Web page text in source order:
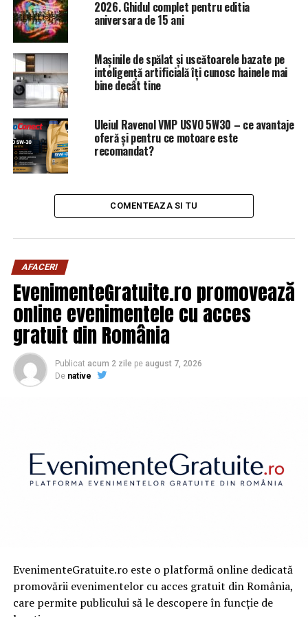
de încredere. Sfatul zilei: Graba strică treaba! |
Capitala24
NU RATATI
Acuzații grave la adresa Laurei Codruța Kovesi! O
cunoscută judecătoare șterge pe jos cu fosta șefă DNA |
Capitala24
2026. Ghidul complet pentru editia
aniversara de 15 ani
Mașinile de spălat și uscătoarele bazate pe
inteligență artificială îți cunosc hainele mai
bine decât tine
Uleiul Ravenol VMP USVO 5W30 – ce avantaje
oferă și pentru ce motoare este
recomandat?
COMENTEAZA SI TU
AFACERI
EvenimenteGratuite.ro promovează
online evenimentele cu acces
gratuit din România
Publicat acum 2 zile pe august 7, 2026
De native
EvenimenteGratuite.ro este o platformă online dedicată
promovării evenimentelor cu acces gratuit din România,
care permite publicului să le descopere în funcție de